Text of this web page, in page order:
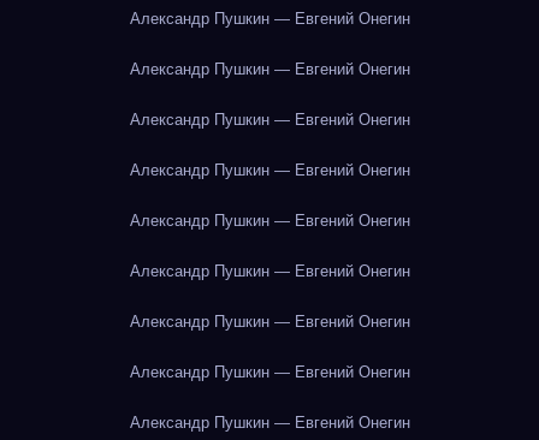
Александр Пушкин — Евгений Онегин
Александр Пушкин — Евгений Онегин
Александр Пушкин — Евгений Онегин
Александр Пушкин — Евгений Онегин
Александр Пушкин — Евгений Онегин
Александр Пушкин — Евгений Онегин
Александр Пушкин — Евгений Онегин
Александр Пушкин — Евгений Онегин
Александр Пушкин — Евгений Онегин